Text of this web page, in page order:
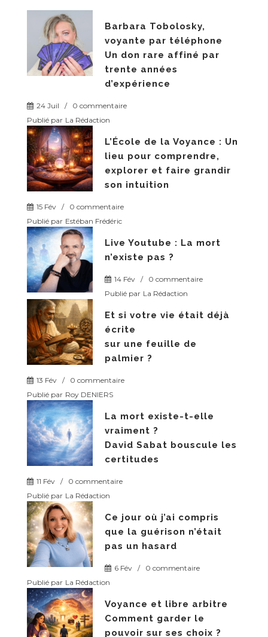
Barbara Tobolosky,
voyante par téléphone
Un don rare affiné par
trente années
d’expérience
24 Juil /
0 commentaire
Publié par La Rédaction
L’École de la Voyance : Un
lieu pour comprendre,
explorer et faire grandir
son intuition
15 Fév /
0 commentaire
Publié par Estéban Frédéric
Live Youtube : La mort
n’existe pas ?
14 Fév /
0 commentaire
Publié par La Rédaction
Et si votre vie était déjà
écrite
sur une feuille de
palmier ?
13 Fév /
0 commentaire
Publié par Roy DENIERS
La mort existe-t-elle
vraiment ?
David Sabat bouscule les
certitudes
11 Fév /
0 commentaire
Publié par La Rédaction
Ce jour où j’ai compris
que la guérison n’était
pas un hasard
6 Fév /
0 commentaire
Publié par La Rédaction
Voyance et libre arbitre
Comment garder le
pouvoir sur ses choix ?